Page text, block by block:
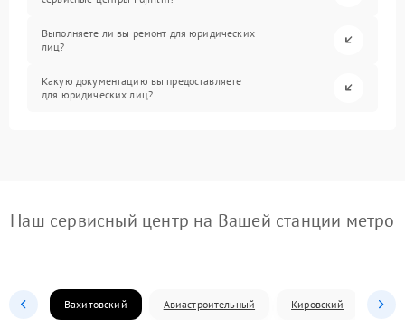
Выполняете ли вы ремонт для юридических
лиц?
Какую документацию вы предоставляете
для юридических лиц?
Наш сервисный центр на Вашей станции метро
Вахитовский Авиастроительный Кировский